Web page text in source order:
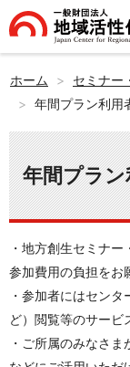
ホーム
セミナー
年間プラン利用
年間プラ
・地方創生セミナ
参加費用の負担をお
・参加者にはセン
ど）閲覧等のサービ
・ご所属のみなさ